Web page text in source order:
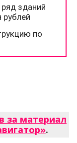
за материал
.